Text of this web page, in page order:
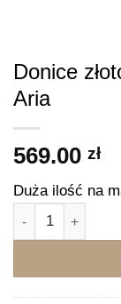
Donice
Aria
569.00 zł
Duża ilość na
ilość Donice